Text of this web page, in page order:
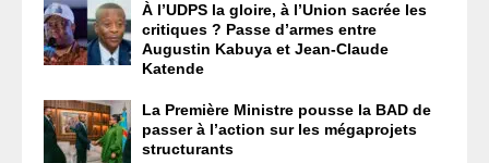
À l’UDPS la gloire, à l’Union sacrée les
critiques ? Passe d’armes entre
Augustin Kabuya et Jean-Claude
Katende
La Première Ministre pousse la BAD de
passer à l’action sur les mégaprojets
structurants